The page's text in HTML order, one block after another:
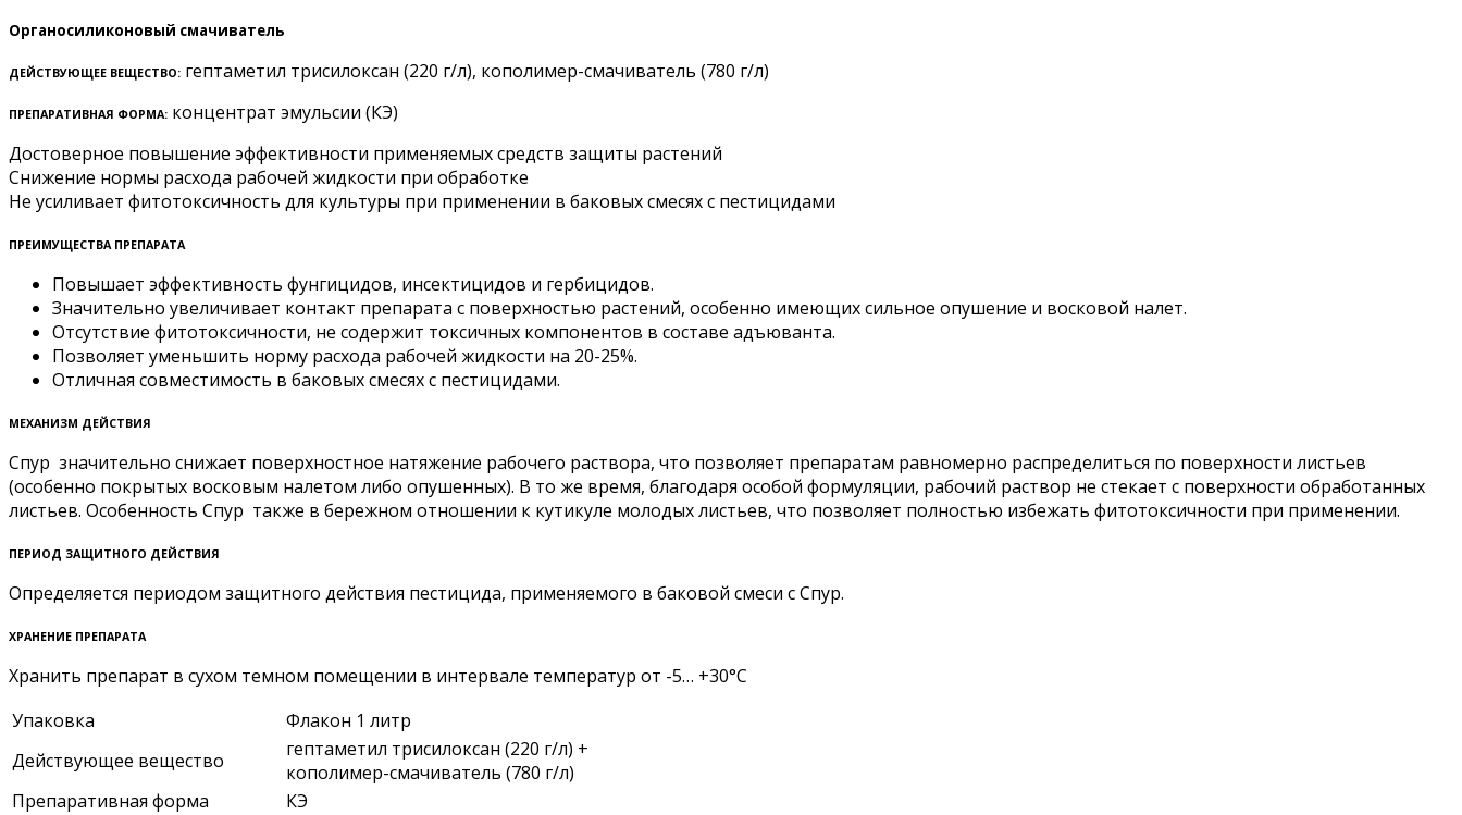
Органосиликоновый смачиватель
ДЕЙСТВУЮЩЕЕ ВЕЩЕСТВО: гептаметил трисилоксан (220 г/л), кополимер-смачиватель (780 г/л)
ПРЕПАРАТИВНАЯ ФОРМА: концентрат эмульсии (КЭ)
Достоверное повышение эффективности применяемых средств защиты растений
Снижение нормы расхода рабочей жидкости при обработке
Не усиливает фитотоксичность для культуры при применении в баковых смесях с пестицидами
ПРЕИМУЩЕСТВА ПРЕПАРАТА
Повышает эффективность фунгицидов, инсектицидов и гербицидов.
Значительно увеличивает контакт препарата с поверхностью растений, особенно имеющих сильное опушение и восковой налет.
Отсутствие фитотоксичности, не содержит токсичных компонентов в составе адъюванта.
Позволяет уменьшить норму расхода рабочей жидкости на 20-25%.
Отличная совместимость в баковых смесях с пестицидами.
МЕХАНИЗМ ДЕЙСТВИЯ
Спур значительно снижает поверхностное натяжение рабочего раствора, что позволяет препаратам равномерно распределиться по поверхности листьев
(особенно покрытых восковым налетом либо опушенных). В то же время, благодаря особой формуляции, рабочий раствор не стекает с поверхности обработанных
листьев. Особенность Спур также в бережном отношении к кутикуле молодых листьев, что позволяет полностью избежать фитотоксичности при применении.
ПЕРИОД ЗАЩИТНОГО ДЕЙСТВИЯ
Определяется периодом защитного действия пестицида, применяемого в баковой смеси с Спур.
ХРАНЕНИЕ ПРЕПАРАТА
Хранить препарат в сухом темном помещении в интервале температур от -5… +30°C
Упаковка
Флакон 1 литр
Действующее вещество
гептаметил трисилоксан (220 г/л) +
кополимер-смачиватель (780 г/л)
Препаративная форма
КЭ